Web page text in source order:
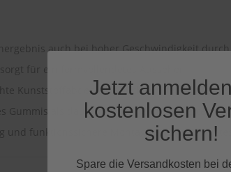
auch bei hoher Geschwindigkeit
für ein formvollendetes Aussehen
Kunststoffabdeckung auch für den Winter
Gummis als dauerhaft streifenfrei getestet
und funktionssichere Montage erfolgreich
Jetzt
kostenlosen
sichern!
Spare die Versandkosten bei